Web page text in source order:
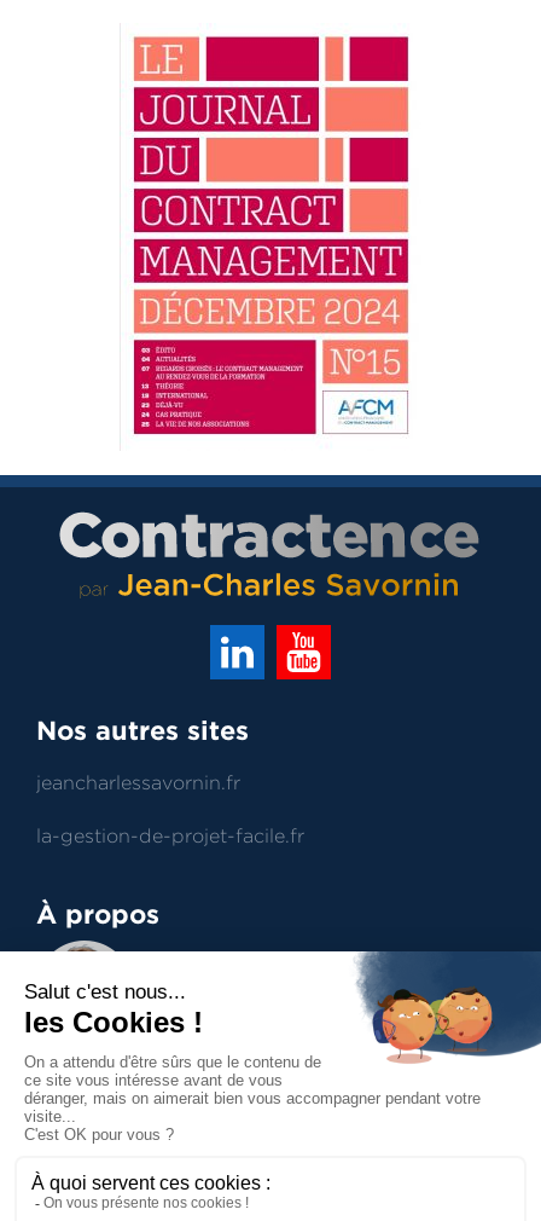
Nos autres sites
jeancharlessavornin.fr
la-gestion-de-projet-facile.fr
À propos
Jean-Charles Savornin
Dirigeant de projectence
Professionnel du management de projet et du
contract management, aide à la prise de
décisions.
Accueil
Mentions légales
Politique de confidentialité